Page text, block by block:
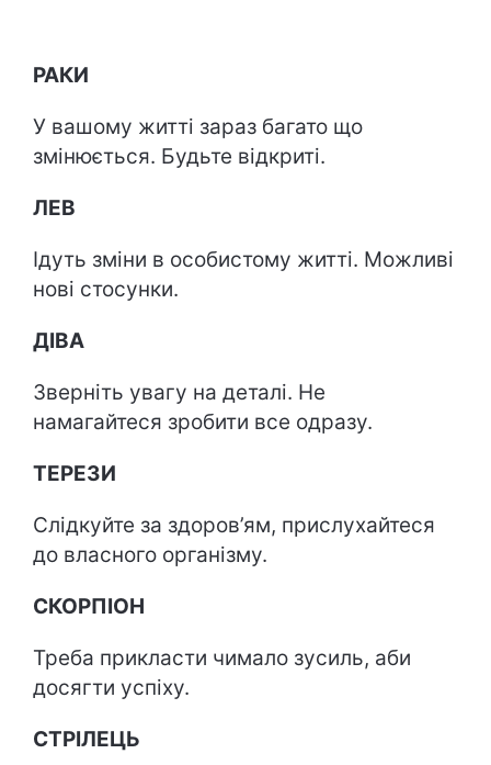
РАКИ
У вашому житті зараз багато що
змінюється. Будьте відкриті.
ЛЕВ
Ідуть зміни в особистому житті. Можливі
нові стосунки.
ДІВА
Зверніть увагу на деталі. Не
намагайтеся зробити все одразу.
ТЕРЕЗИ
Слідкуйте за здоров’ям, прислухайтеся
до власного організму.
СКОРПІОН
Треба прикласти чимало зусиль, аби
досягти успіху.
СТРІЛЕЦЬ